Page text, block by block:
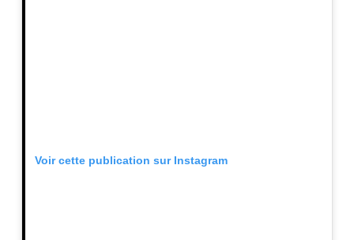
Voir cette publication sur Instagram